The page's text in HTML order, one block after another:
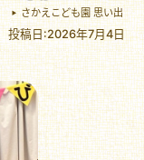
さかえこども園 思い出
投稿日:2026年7月4日